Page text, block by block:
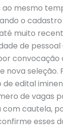
mesmo
o
muito
de pessoal
convocação
nova seleção.
edital
de vagas
cautela,
esses